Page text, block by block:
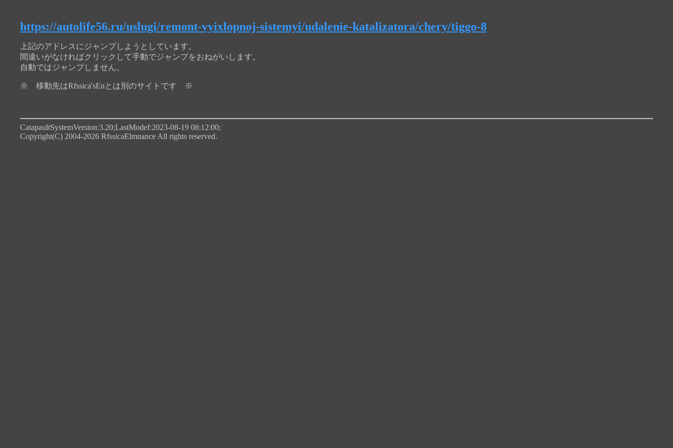
https://autolife56.ru/uslugi/remont-vyixlopnoj-sistemyi/udalenie-katalizatora/chery/tiggo-8
上記のアドレスにジャンプしようとしています。
間違いがなければクリックして手動でジャンプをおねがいします。
自動ではジャンプしません。
※ 移動先はRfssica'sEnとは別のサイトです ※
CatapaultSystemVersion:3.20;LastModef:2023-08-19 08:12:00;
Copyright(C) 2004-2026 RfssicaElmnance All rights reserved.